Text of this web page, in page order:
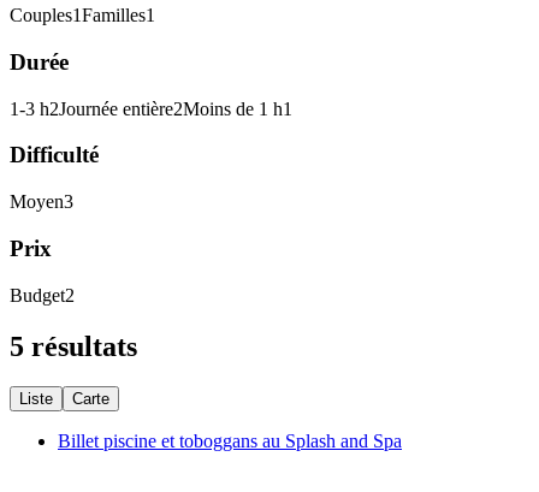
Couples1Familles1
Durée
1-3 h2Journée entière2Moins de 1 h1
Difficulté
Moyen3
Prix
Budget2
5 résultats
Liste Carte
Billet piscine et toboggans au Splash and Spa